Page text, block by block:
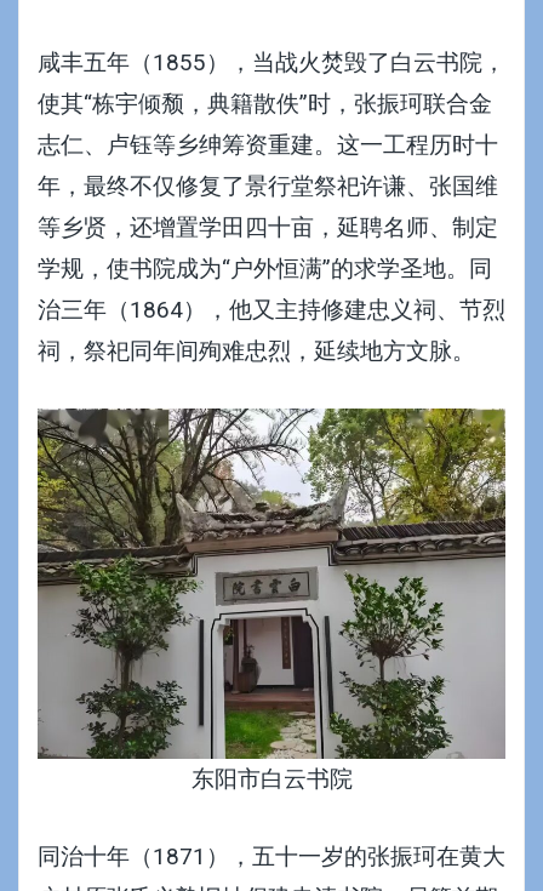
咸丰五年（1855），当战火焚毁了白云书院，
使其“栋宇倾颓，典籍散佚”时，张振珂联合金
志仁、卢钰等乡绅筹资重建。这一工程历时十
年，最终不仅修复了景行堂祭祀许谦、张国维
等乡贤，还增置学田四十亩，延聘名师、制定
学规，使书院成为“户外恒满”的求学圣地。同
治三年（1864），他又主持修建忠义祠、节烈
祠，祭祀同年间殉难忠烈，延续地方文脉。
东阳市白云书院
同治十年（1871），五十一岁的张振珂在黄大